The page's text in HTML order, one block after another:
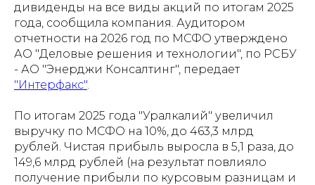
дивиденды на все виды акций по итогам 2025
года, сообщила компания. Аудитором
отчетности на 2026 год по МСФО утверждено
АО "Деловые решения и технологии", по РСБУ
- АО "Энерджи Консалтинг", передает
"Интерфакс".
По итогам 2025 года "Уралкалий" увеличил
выручку по МСФО на 10%, до 463,3 млрд
рублей. Чистая прибыль выросла в 5,1 раза, до
149,6 млрд рублей (на результат повлияло
получение прибыли по курсовым разницам и